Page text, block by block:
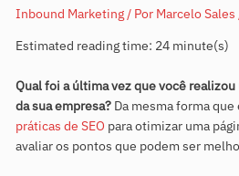
Inbound Marketing/ Por Marcelo Sales
Estimated reading time: 24 minute(s)
Qual foi a última vez que você realizou
da sua empresa? Da mesma forma
práticas de SEO para otimizar uma
avaliar os pontos que podem ser